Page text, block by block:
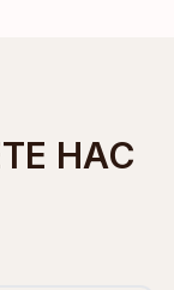
НАС